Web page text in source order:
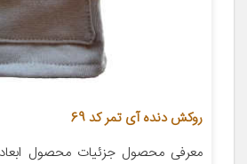
روکش دنده آی تمر کد 69